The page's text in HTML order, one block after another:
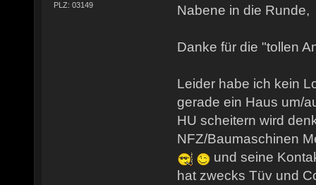
PLZ: 03149
Nabene in die Runde,
Danke für die "tollen
Leider habe ich kein
gerade ein Haus um/
HU scheitern wird
NFZ/Baumaschinen
und seine
hat zwecks Tüv und